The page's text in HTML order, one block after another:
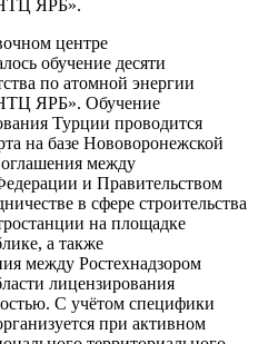
ЯРБ».
центре
обучение десяти
по атомной энергии
ЯРБ». Обучение
Турции проводится
на базе Нововоронежской
между
и Правительством
в сфере строительства
на площадке
а также
между Ростехнадзором
лицензирования
С учётом специфики
при активном